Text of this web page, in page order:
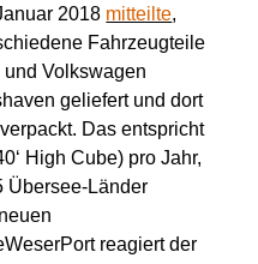
2018 mitteilte,
Fahrzeugteile
Volkswagen
geliefert und dort
Das entspricht
High Cube) pro Jahr,
Übersee-Länder
reagiert der